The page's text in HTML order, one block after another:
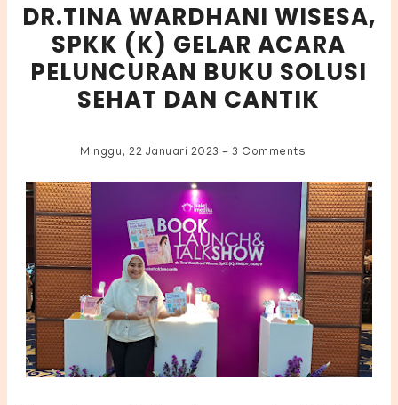
DR.TINA WARDHANI WISESA,
SPKK (K) GELAR ACARA
PELUNCURAN BUKU SOLUSI
SEHAT DAN CANTIK
Minggu, 22 Januari 2023-3 Comments